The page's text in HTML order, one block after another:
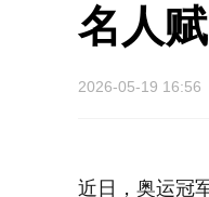
名人
2026-05-19 16:56
近日，奥运冠